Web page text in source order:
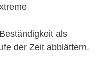
als
der Zeit abblättern.